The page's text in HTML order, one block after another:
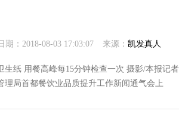
期：2018-08-03 17:03:07 来源： 凯发真人
生纸 用餐高峰每15分钟检查一次 摄影/本报记
理局首都餐饮业品质提升工作新闻通气会上